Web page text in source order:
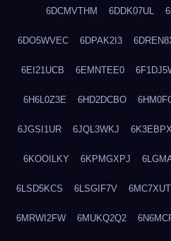
6DCMVTHM 6DDK07UL
6DO5WVEC 6DPAK2I3
6EI21UCB 6EMNTEE0
6H6L0Z3E 6HD2DCBO
6JGSI1UR 6JQL3WKJ
6KOOILKY 6KPMGXPJ
6LSD5KCS 6LSGIF7V
6MRWI2FW 6MUKQ2Q2